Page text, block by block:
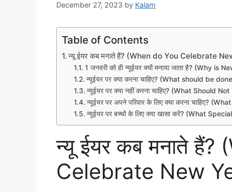
December 27, 2023 by Kalam
Table of Contents
न्यू ईयर कब मनाते हैं? (When do You Celebrate
1 जनवरी को ही न्यूईयर क्यों मनाया जाता है? (Why
न्यूईयर पर क्या करना चाहिए? (What should be
न्यूईयर पर क्या नहीं करना चाहिए? (What Should
न्यूईयर पर अपने परिवार के लिए क्या करना चाहिए?
न्यूईयर पर बच्चों के लिए क्या खासा करें? (What
न्यू ईयर कब मनाते
Celebrate New